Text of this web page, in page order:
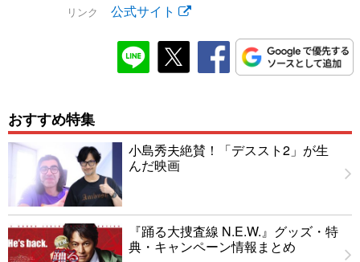
リンク 公式サイト
おすすめ特集
小島秀夫絶賛！「デススト2」が生
んだ映画
『踊る大捜査線 N.E.W.』グッズ・特
典・キャンペーン情報まとめ